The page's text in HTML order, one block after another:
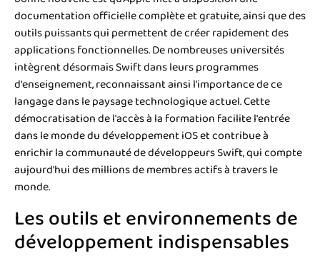
documentation officielle complète et gratuite, ainsi que des
outils puissants qui permettent de créer rapidement des
applications fonctionnelles. De nombreuses universités
intègrent désormais Swift dans leurs programmes
d'enseignement, reconnaissant ainsi l'importance de ce
langage dans le paysage technologique actuel. Cette
démocratisation de l'accès à la formation facilite l'entrée
dans le monde du développement iOS et contribue à
enrichir la communauté de développeurs Swift, qui compte
aujourd'hui des millions de membres actifs à travers le
monde.
Les outils et environnements de
développement indispensables